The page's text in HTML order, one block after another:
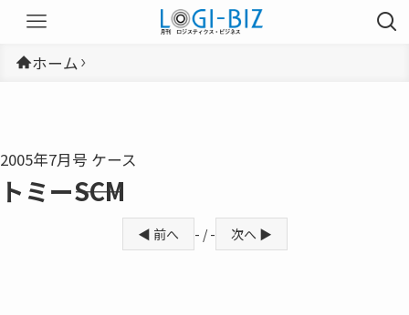
ホーム
2005年7月号 ケース
トミー――SCM
◀ 前へ - / - 次へ ▶